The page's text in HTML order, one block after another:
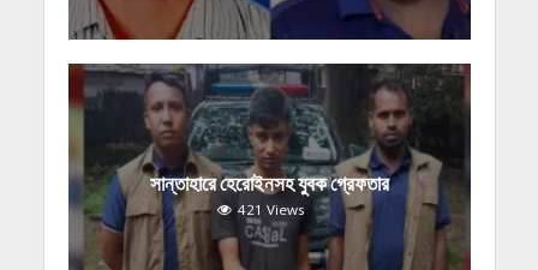
সান্তাহারে হেরোইনসহ যুবক গ্রেফতার
421 Views